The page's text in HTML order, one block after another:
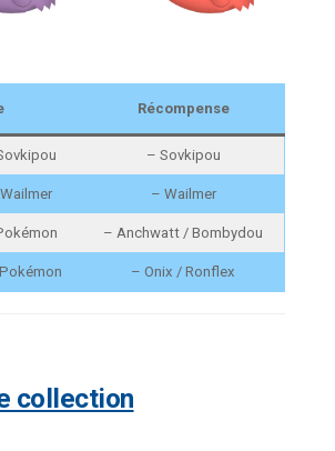
Récompense
– Sovkipou
– Wailmer
– Anchwatt / Bombydou
– Onix / Ronflex
collection